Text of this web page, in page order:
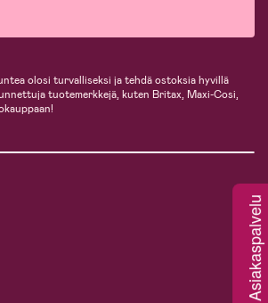
olosi turvalliseksi ja tehdä ostoksia hyvillä
tuotemerkkejä, kuten Britax, Maxi-Cosi,
Asiakaspalvelu